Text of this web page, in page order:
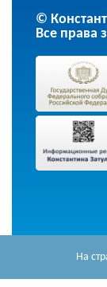
На
©
Все права